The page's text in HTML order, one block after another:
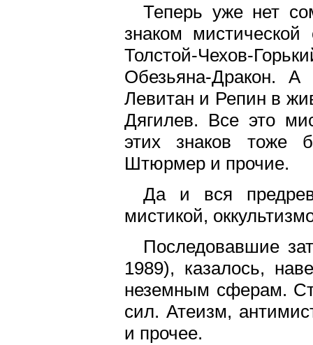
Теперь уже нет
знаком
Толстой-Чехов-
Обезьяна-Дракон.
Левитан и Репин в
Дягилев. Все это
этих знаков тоже
Штюрмер и прочие.
Да и вся
мистикой,
Последовавшие
1989), казалось,
неземным сферам.
сил. Атеизм,
и прочее.